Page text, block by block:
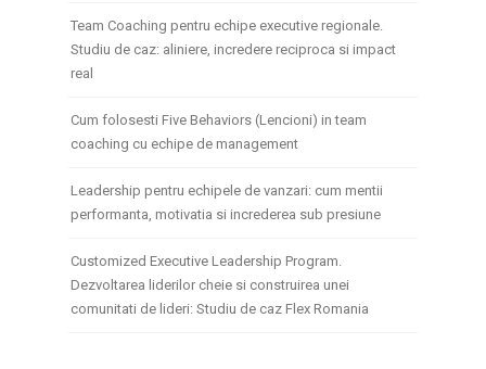
Team Coaching pentru echipe executive regionale.
Studiu de caz: aliniere, incredere reciproca si impact
real
Cum folosesti Five Behaviors (Lencioni) in team
coaching cu echipe de management
Leadership pentru echipele de vanzari: cum mentii
performanta, motivatia si increderea sub presiune
Customized Executive Leadership Program.
Dezvoltarea liderilor cheie si construirea unei
comunitati de lideri: Studiu de caz Flex Romania